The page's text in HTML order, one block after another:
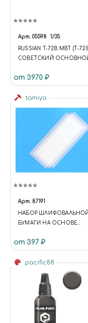
Арт. 05598 1/35
RUSSIAN T-72B MBT (Т-
СОВЕТСКИЙ
от 3970 ₽
tamiya
Арт. 87191
НАБОР
БУМАГИ НА ОСНОВЕ
ЗЕРНИСТОСТЬЮ 2000
от 397 ₽
pacific88